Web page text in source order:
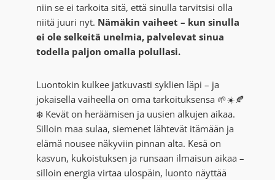
niin se ei tarkoita sitä, että sinulla tarvitsisi olla
niitä juuri nyt. Nämäkin vaiheet – kun sinulla
ei ole selkeitä unelmia, palvelevat sinua
todella paljon omalla polullasi.
Luontokin kulkee jatkuvasti syklien läpi – ja
jokaisella vaiheella on oma tarkoituksensa 🌱☀️🍂
❄️ Kevät on heräämisen ja uusien alkujen aikaa.
Silloin maa sulaa, siemenet lähtevät itämään ja
elämä nousee näkyviin pinnan alta. Kesä on
kasvun, kukoistuksen ja runsaan ilmaisun aikaa –
silloin energia virtaa ulospäin, luonto näyttää